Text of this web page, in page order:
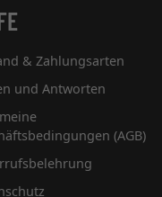
& Zahlungsarten
und Antworten
(AGB)